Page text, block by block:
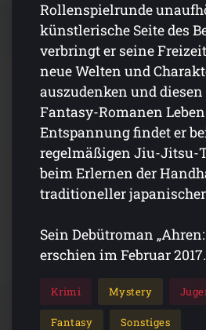
Rollenspielrunde
künstlerische Seite des
verbringt er seine
neue Welten und
auszudenken und
Fantasy-Romanen
Entspannung findet er
regelmäßigen Jiu-Jitsu-
beim Erlernen der
traditioneller
Sein Debütroman
erschien im Februar 2017.
Krimi Mystery
Fantasy Sonstiges